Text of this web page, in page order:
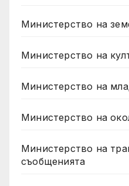
Министерство на
Министерство на
Министерство на
Министерство на
Министерство на
съобщенията